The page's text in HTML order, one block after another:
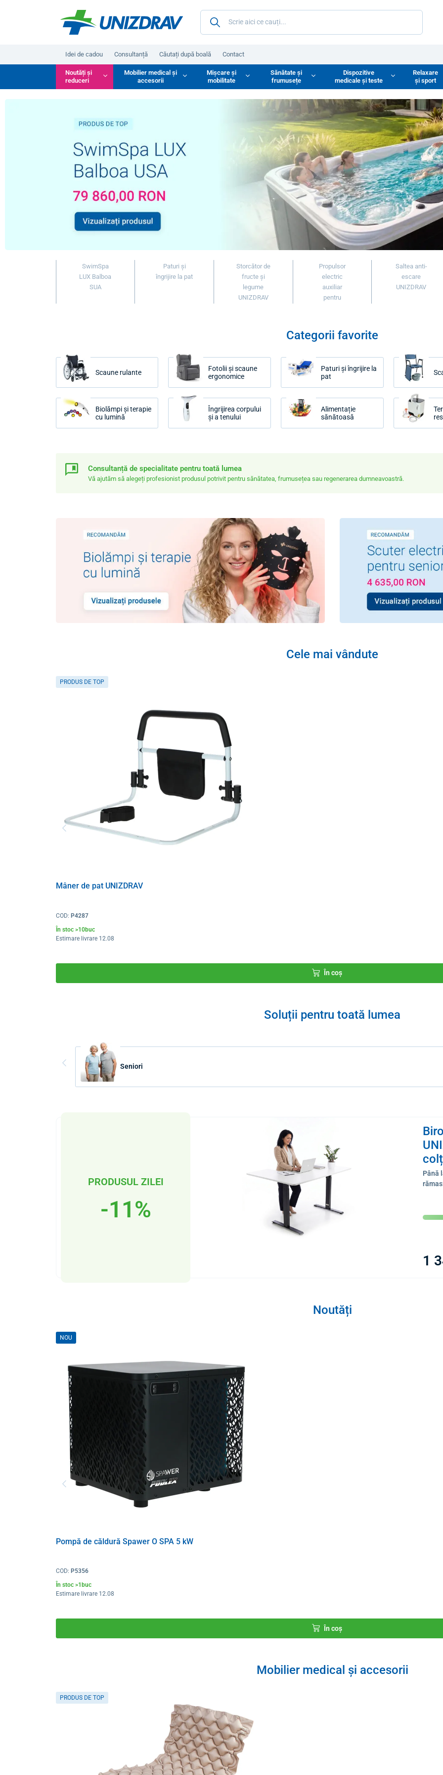
Idei de cadou Consultanță Căutați după boală Contact
Noutăți și
reduceri
Mobilier medical și
accesorii
Mișcare și
mobilitate
Sănătate și
frumusețe
Dispozitive
medicale și teste
Relaxare
și sport
SwimSpa
LUX Balboa
SUA
Paturi și
îngrijire la pat
Storcător de
fructe și
legume
UNIZDRAV
Propulsor
electric
auxiliar
pentru
Saltea anti-
escare
UNIZDRAV
Categorii favorite
Scaune rulante
Fotolii și scaune
ergonomice
Paturi și îngrijire la
pat
Biolămpi și terapie
cu lumină
Îngrijirea corpului
și a tenului
Alimentație
sănătoasă
Consultanță de specialitate pentru toată lumea
Vă ajutăm să alegeți profesionist produsul potrivit pentru sănătatea, frumusețea sau regenerarea dumneavoastră.
Cele mai vândute
PRODUS DE TOP
Mâner de pat UNIZDRAV
COD: P4287
În stoc >10buc
Estimare livrare 12.08
În coș
Soluții pentru toată lumea
Seniori
PRODUSUL ZILEI
-11%
Până
1
Noutăți
NOU
Pompă de căldură Spawer O SPA 5 kW
COD: P5356
În stoc >1buc
Estimare livrare 12.08
În coș
Mobilier medical și accesorii
PRODUS DE TOP